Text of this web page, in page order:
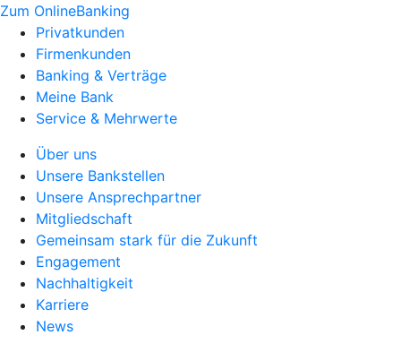
Zum OnlineBanking
Privatkunden
Firmenkunden
Banking & Verträge
Meine Bank
Service & Mehrwerte
Über uns
Unsere Bankstellen
Unsere Ansprechpartner
Mitgliedschaft
Gemeinsam stark für die Zukunft
Engagement
Nachhaltigkeit
Karriere
News